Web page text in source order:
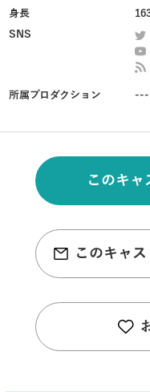
身長
SNS
所属プロダクション ---
このキャ
このキャ